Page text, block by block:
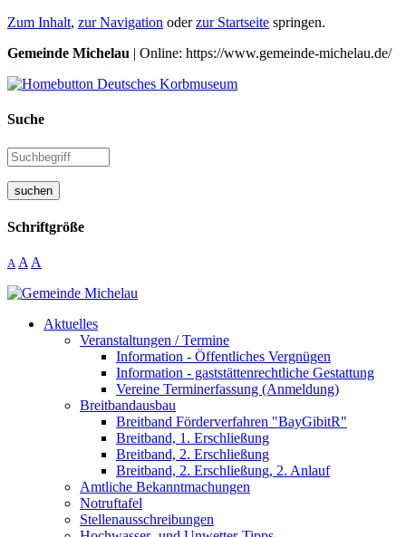
Zum Inhalt, zur Navigation oderzur Startseite springen.
Gemeinde Michelau | Online: https://www.gemeinde-michelau.de/
Suche
suchen
Schriftgröße
A A A
Aktuelles
Veranstaltungen / Termine
Information - Öffentliches Vergnügen
Information - gaststättenrechtliche Gestattung
Vereine Terminerfassung (Anmeldung)
Breitbandausbau
Breitband Förderverfahren "BayGibitR"
Breitband, 1. Erschließung
Breitband, 2. Erschließung
Breitband, 2. Erschließung, 2. Anlauf
Amtliche Bekanntmachungen
Notruftafel
Stellenausschreibungen